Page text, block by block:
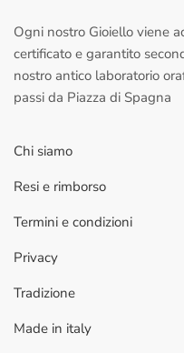
Ogni nostro Gioiello viene
certificato e garantito
nostro antico laboratorio
passi da Piazza di Spagna
Chi siamo
Resi e rimborso
Termini e condizioni
Privacy
Tradizione
Made in italy